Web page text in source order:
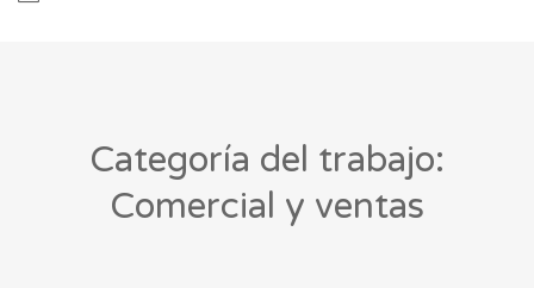
Categoría del trabajo:
Comercial y ventas